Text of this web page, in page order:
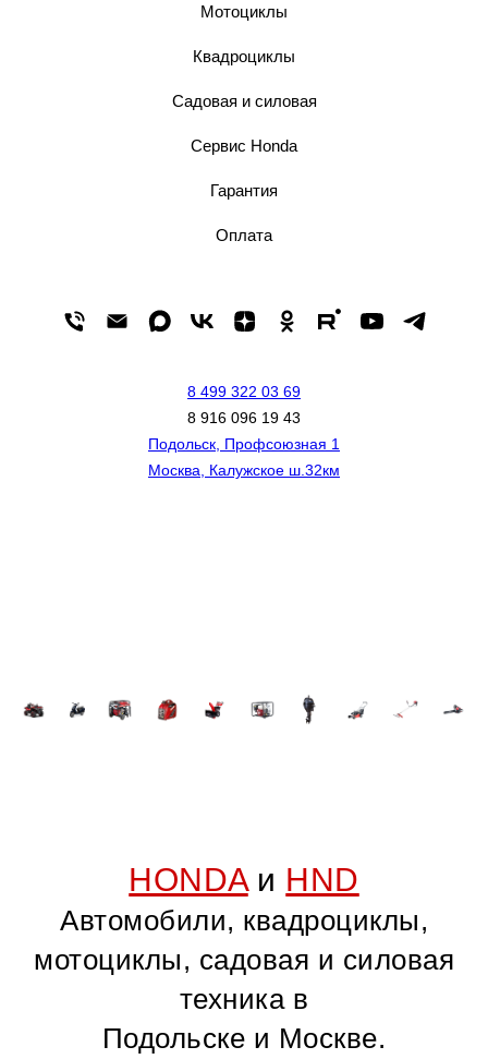
Мотоциклы
Квадроциклы
Садовая и силовая
Сервис Honda
Гарантия
Оплата
8 499 322 03 69
8 916 096 19 43
Подольск, Профсоюзная 1
Москва, Калужское ш.32км
HONDAи HND
Автомобили, квадроциклы,
мотоциклы, садовая и силовая
техника в
Подольске и Москве.